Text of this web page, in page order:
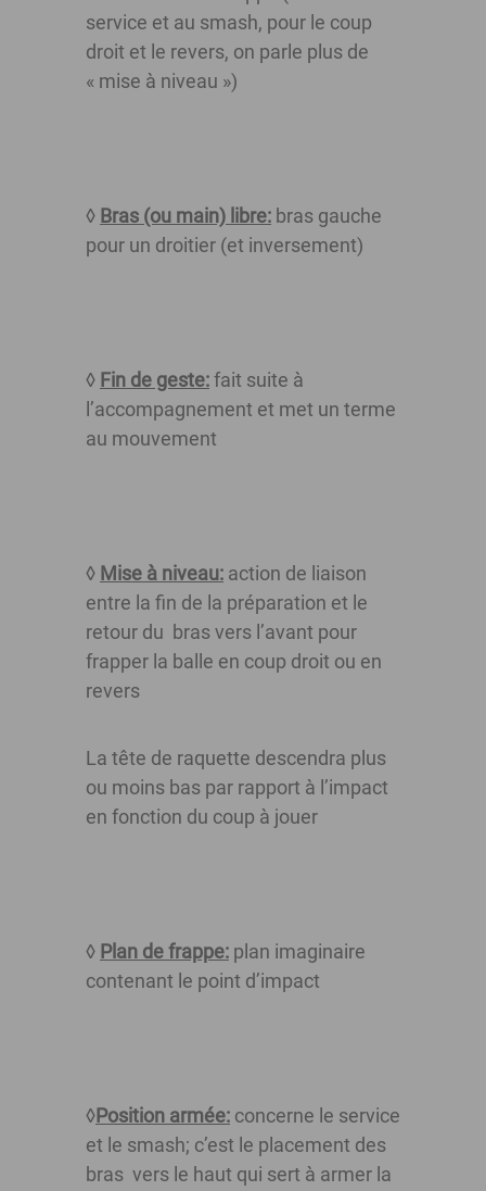
service et au smash, pour le coup
droit et le revers, on parle plus de
« mise à niveau »)
◊ Bras (ou main) libre: bras gauche
pour un droitier (et inversement)
◊ Fin de geste:fait suite à
l’accompagnement et met un terme
au mouvement
◊ Mise à niveau: action de liaison
entre la fin de la préparation et le
retour du bras vers l’avant pour
frapper la balle en coup droit ou en
revers
La tête de raquette descendra plus
ou moins bas par rapport à l’impact
en fonction du coup à jouer
◊ Plan de frappe: plan imaginaire
contenant le point d’impact
◊Position armée: concerne le service
et le smash; c’est le placement des
bras vers le haut qui sert à armer la